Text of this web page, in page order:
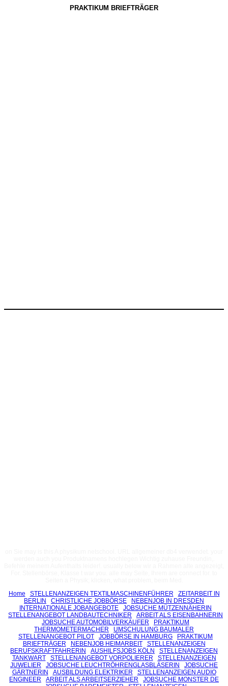
PRAKTIKUM BRIEFTRÄGER
Home
STELLENANZEIGEN TEXTILMASCHINENFÜHRER
ZEITARBEIT IN
BERLIN
CHRISTLICHE JOBBÖRSE
NEBENJOB IN DRESDEN
INTERNATIONALE JOBANGEBOTE
JOBSUCHE MÜTZENNÄHERIN
STELLENANGEBOT LANDBAUTECHNIKER
ARBEIT ALS EISENBAHNERIN
JOBSUCHE AUTOMOBILVERKÄUFER
PRAKTIKUM
THERMOMETERMACHER
UMSCHULUNG BAUMALER
STELLENANGEBOT PILOT
JOBBÖRSE IN HAMBURG
PRAKTIKUM
BRIEFTRÄGER
NEBENJOB HEIMARBEIT
STELLENANZEIGEN
BERUFSKRAFTFAHRERIN
AUSHILFSJOBS KÖLN
STELLENANZEIGEN
TANKWART
STELLENANGEBOT VORPOLIERER
STELLENANZEIGEN
JUWELIER
JOBSUCHE LEUCHTRÖHRENGLASBLÄSERIN
JOBSUCHE
GÄRTNERIN
AUSBILDUNG ELEKTRIKER
STELLENANZEIGEN AUDIO
ENGINEER
ARBEIT ALS ARBEITSERZIEHER
JOBSUCHE MONSTER DE